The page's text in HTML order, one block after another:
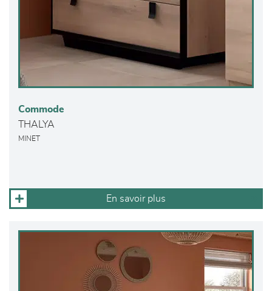
Commode
THALYA
MINET
En savoir plus